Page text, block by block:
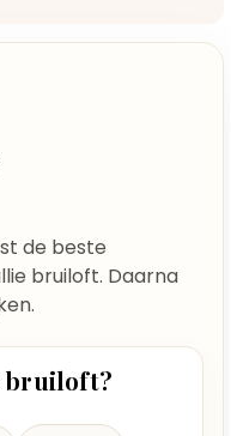
de beste
bruiloft. Daarna
bruiloft?